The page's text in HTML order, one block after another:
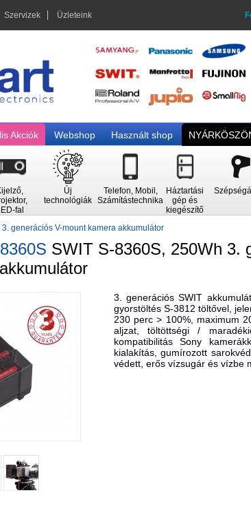
Szervizek Üzleteink
Akciók Webshop Használt shop
fal
Új
technológiák
Telefon, Mobil,
Számítástechnika
Háztartási
gép és
kiegészítő
generációs V-mount kamera akkumulátor
SWIT S-8360S, 250Wh 3.
3. generációs SWIT
gyorstöltés S-3812 töltővel,
230 perc > 100%, maximum
aljzat, töltöttségi /
kompatibilitás Sony
kialakítás, gumírozott
védett, erős vízsugár és vízbe